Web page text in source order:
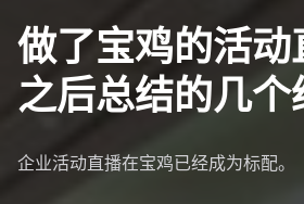
做了宝鸡的活动
之后总结的几个
企业活动直播在宝鸡已经成为标配。